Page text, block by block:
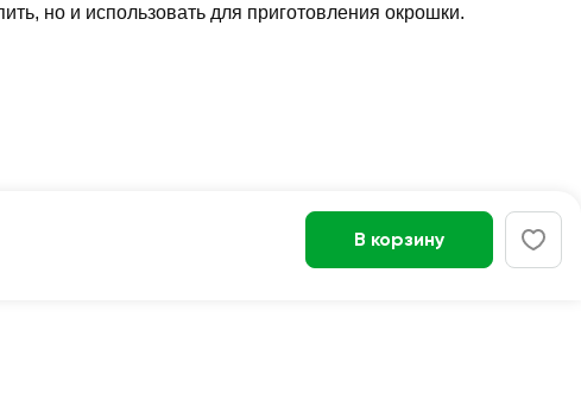
но и использовать для приготовления окрошки.
В корзину
Войти